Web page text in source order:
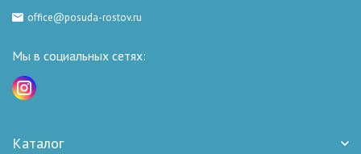
office@posuda-rostov.ru
Мы в социальных сетях:
Каталог